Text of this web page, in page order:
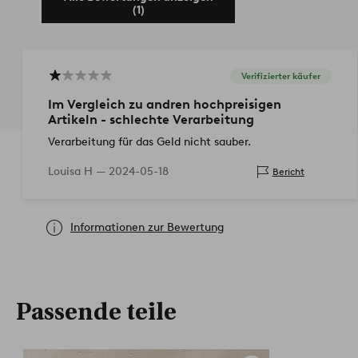
(1)
Verifizierter käufer
Im Vergleich zu andren hochpreisigen
Artikeln - schlechte Verarbeitung
Verarbeitung für das Geld nicht sauber.
Louisa H — 2024-05-18 Bericht
Informationen zur Bewertung
Passende teile